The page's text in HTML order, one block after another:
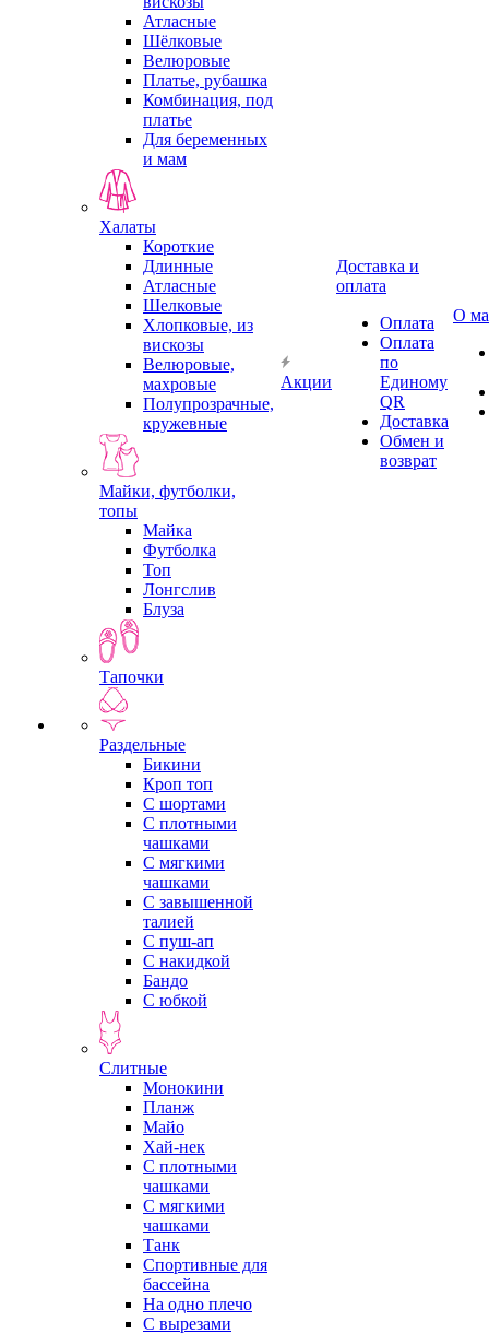
Атласные
Шёлковые
Велюровые
Платье, рубашка
Комбинация, под
платье
Для беременных
и мам
Халаты
Короткие
Длинные
Атласные
Шелковые
Хлопковые, из
вискозы
Велюровые,
махровые
Полупрозрачные,
кружевные
Майки, футболки,
топы
Майка
Футболка
Топ
Лонгслив
Блуза
Тапочки
Раздельные
Бикини
Кроп топ
С шортами
С плотными
чашками
С мягкими
чашками
С завышенной
талией
С пуш-ап
С накидкой
Бандо
С юбкой
Слитные
Монокини
Планж
Майо
Хай-нек
С плотными
чашками
С мягкими
чашками
Танк
Спортивные для
бассейна
На одно плечо
С вырезами
Акции
Доставка и
оплата
Оплата
Оплата
по
Единому
QR
Доставка
Обмен и
возврат
О